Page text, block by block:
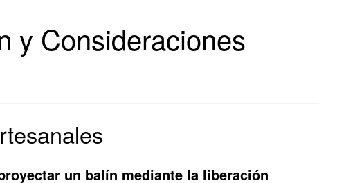
y Consideraciones
un balín mediante la liberación